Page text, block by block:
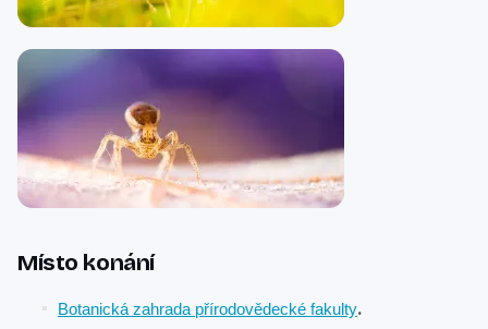
Místo konání
Botanická zahrada přírodovědecké fakulty.